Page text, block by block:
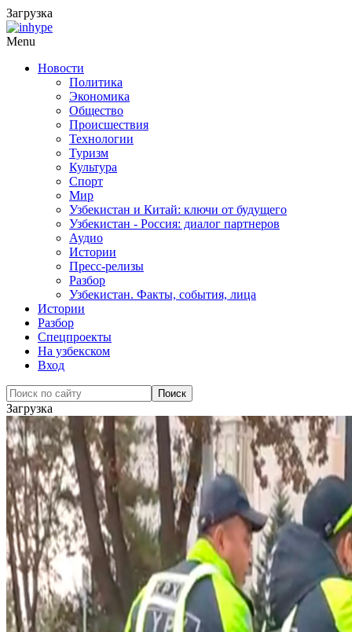
Загрузка
Menu
Новости
Политика
Экономика
Общество
Происшествия
Технологии
Туризм
Культура
Спорт
Мир
Узбекистан и Китай: ключи от будущего
Узбекистан - Россия: диалог партнеров
Аудио
Истории
Пресс-релизы
Разбор
Узбекистан. Факты, события, лица
Истории
Разбор
Спецпроекты
На узбекском
Вход
Загрузка